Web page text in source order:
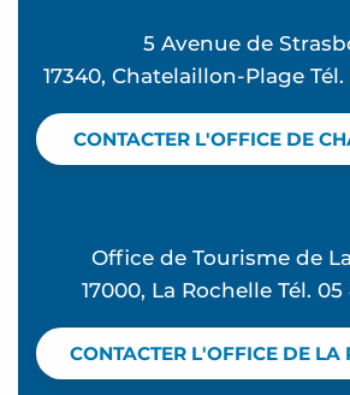
5 Avenue de
17340, Chatelaillon-Plage Tél.
CONTACTER L'OFFICE DE
Office de Tourisme de
17000, La Rochelle Tél. 05
CONTACTER L'OFFICE DE LA